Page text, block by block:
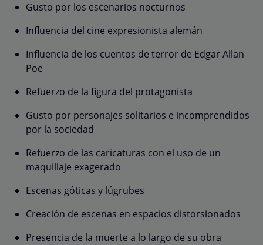
Gusto por los escenarios nocturnos
Influencia del cine expresionista alemán
Influencia de los cuentos de terror de Edgar Allan
Poe
Refuerzo de la figura del protagonista
Gusto por personajes solitarios e incomprendidos
por la sociedad
Refuerzo de las caricaturas con el uso de un
maquillaje exagerado
Escenas góticas y lúgrubes
Creación de escenas en espacios distorsionados
Presencia de la muerte a lo largo de su obra